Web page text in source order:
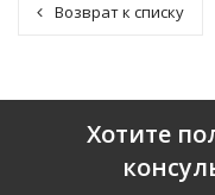
Возврат к списку
Хотите